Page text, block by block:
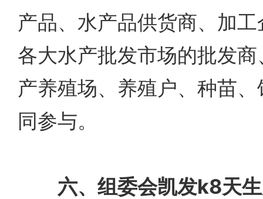
产品、水产品供货商、加
各大水产批发市场的批发
产养殖场、养殖户、种苗
同参与。
六、组委会凯发k8天